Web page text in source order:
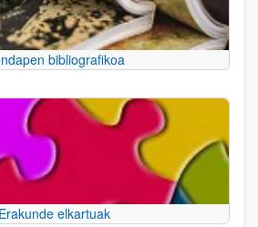
bibliografikoa
Erakunde elkartuak